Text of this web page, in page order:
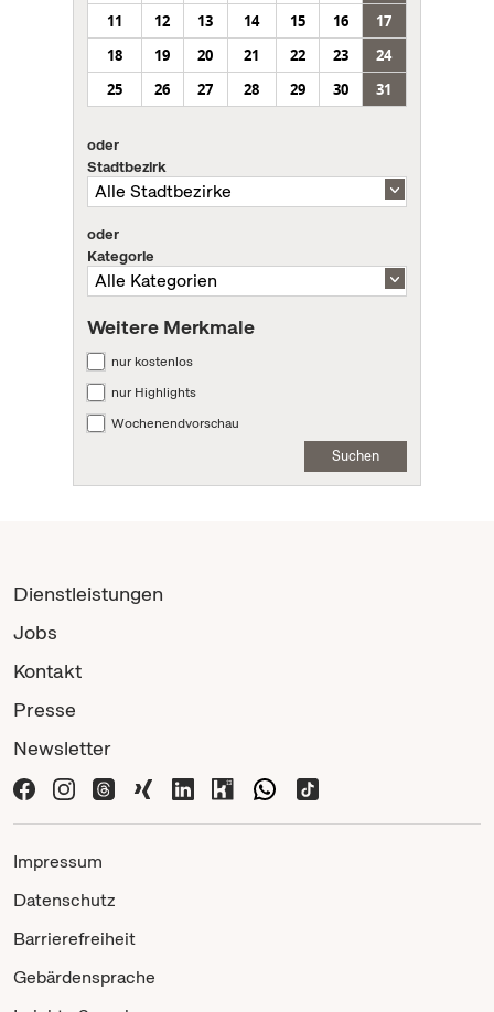
11
12 13 14 15 16
17
18
19 20 21 22 23
24
25
26 27 28 29 30 31
oder
Stadtbezirk
oder
Kategorie
Weitere Merkmale
nur kostenlos
nur Highlights
Wochenendvorschau
Suchen
Dienstleistungen
Jobs
Kontakt
Presse
Newsletter
Impressum
Datenschutz
Barrierefreiheit
Gebärdensprache